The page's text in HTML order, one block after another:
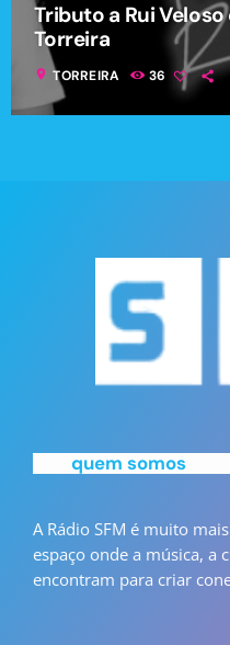
Tributo a Rui
Torreira
location_on TORREIRA 36
quem somos
A Rádio SFM é muito
espaço onde a música, a
encontram para criar